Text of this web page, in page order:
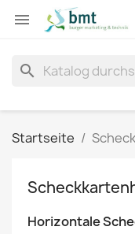

search
Startseite
Horizontale